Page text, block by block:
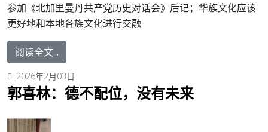
参加《北加里曼丹共产党历史对话会》后记；华族文化应该
更好地和本地各族文化进行交融
阅读全文...
2026年2月03日
郭喜林：德不配位，没有未来